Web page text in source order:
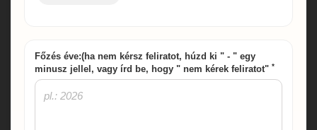
Főzés éve:(ha nem kérsz feliratot, húzd ki " - " egy
minusz jellel, vagy írd be, hogy " nem kérek feliratot" *